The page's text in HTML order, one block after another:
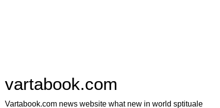
vartabook.com
Vartabook.com news website what new in world sptituale